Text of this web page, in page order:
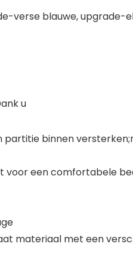
verse blauwe, upgrade-
u
partitie binnen
voor een comfortabele
materiaal met een